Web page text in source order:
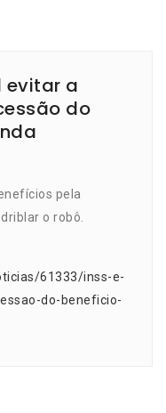
evitar a
do
pela
o robô.
61333/inss-e-
do-beneficio-